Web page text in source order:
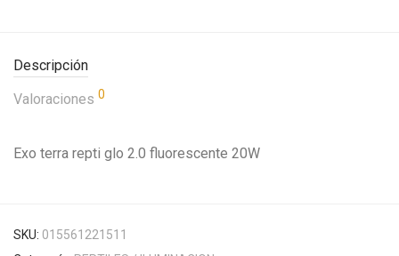
Descripción
Valoraciones 0
Exo terra repti glo 2.0 fluorescente 20W
SKU: 015561221511